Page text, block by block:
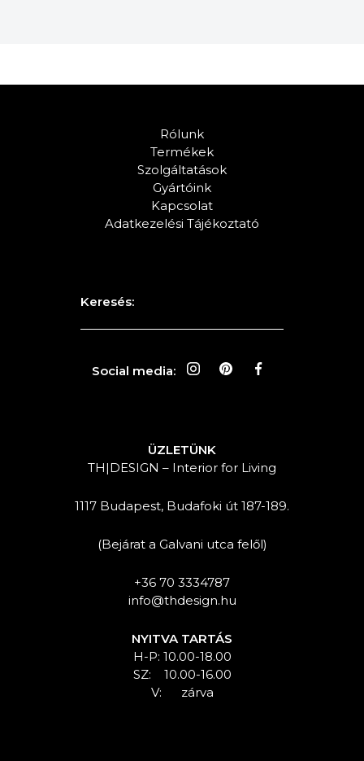
Rólunk
Termékek
Szolgáltatások
Gyártóink
Kapcsolat
Adatkezelési Tájékoztató
Keresés:
Social media:
ÜZLETÜNK
TH|DESIGN – Interior for Living
1117 Budapest, Budafoki út 187-189.
(Bejárat a Galvani utca felől)
+36 70 3334787
info@thdesign.hu
NYITVA TARTÁS
H-P: 10.00-18.00
SZ: 10.00-16.00
V: zárva